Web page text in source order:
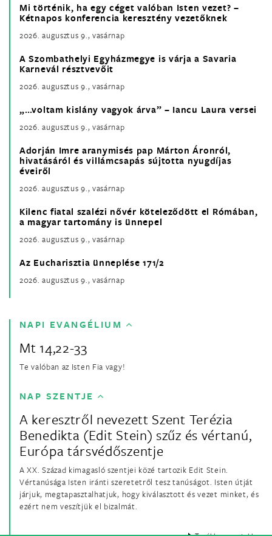
Mi történik, ha egy céget valóban Isten vezet? –
Kétnapos konferencia keresztény vezetőknek
2026. augusztus 9., vasárnap
A Szombathelyi Egyházmegye is várja a Savaria
Karnevál résztvevőit
2026. augusztus 9., vasárnap
„…voltam kislány vagyok árva” – Iancu Laura versei
2026. augusztus 9., vasárnap
Adorján Imre aranymisés pap Márton Áronról,
hivatásáról és villámcsapás sújtotta nyugdíjas
éveiről
2026. augusztus 9., vasárnap
Kilenc fiatal szalézi nővér köteleződött el Rómában,
a magyar tartomány is ünnepel
2026. augusztus 9., vasárnap
Az Eucharisztia ünneplése 171/2
2026. augusztus 9., vasárnap
NAPI EVANGÉLIUM
Mt 14,22-33
Te valóban az Isten Fia vagy!
NAP SZENTJE
A keresztről nevezett Szent Terézia
Benedikta (Edit Stein) szűz és vértanú,
Európa társvédőszentje
A XX. Század kimagasló szentjei közé tartozik Edit Stein.
Vértanúsága Isten iránti szeretetről tesz tanúságot. Isten útját
járjuk, megtapasztalhatjuk, hogy kiválasztott és vezet minket, és
ezért nem veszítjük el bizalmát.